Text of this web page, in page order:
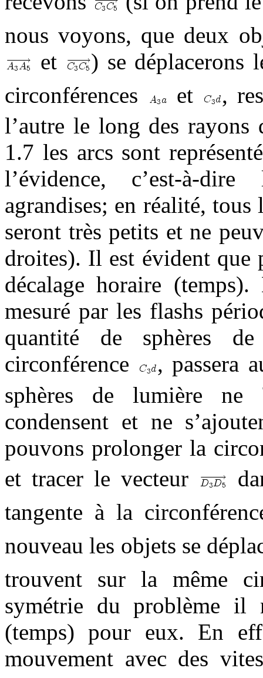
nous voyons, que deux
et
) se déplacerons
circonférences
et
,
l’autre le long des rayons
1.7 les arcs sont
l’évidence, c’est-à-
agrandises; en réalité, tous
seront très petits et ne
droites). Il est évident que
décalage horaire
mesuré par les flashs
quantité de sphères
circonférence
, passera
sphères de lumière ne
condensent et ne
pouvons prolonger la
et tracer le vecteur
tangente à la
nouveau les objets se
trouvent sur la même
symétrie du problème il
(temps) pour eux. En
mouvement avec des